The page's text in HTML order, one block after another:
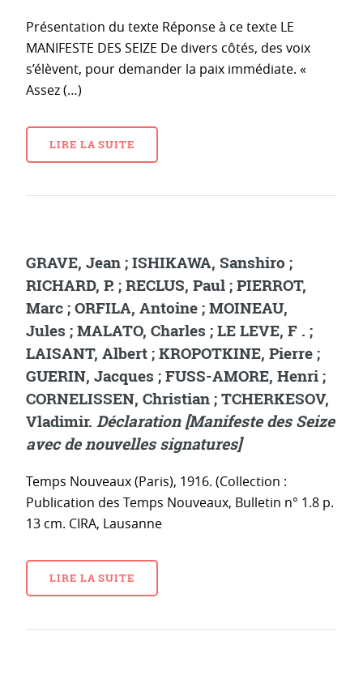
Présentation du texte Réponse à ce texte LE
MANIFESTE DES SEIZE De divers côtés, des voix
s’élèvent, pour demander la paix immédiate. «
Assez (…)
LIRE LA SUITE
GRAVE, Jean ; ISHIKAWA, Sanshiro ;
RICHARD, P. ; RECLUS, Paul ; PIERROT,
Marc ; ORFILA, Antoine ; MOINEAU,
Jules ; MALATO, Charles ; LE LEVE, F . ;
LAISANT, Albert ; KROPOTKINE, Pierre ;
GUERIN, Jacques ; FUSS-AMORE, Henri ;
CORNELISSEN, Christian ; TCHERKESOV,
Vladimir. Déclaration [Manifeste des Seize
avec de nouvelles signatures]
Temps Nouveaux (Paris), 1916. (Collection :
Publication des Temps Nouveaux, Bulletin n° 1.8 p.
13 cm. CIRA, Lausanne
LIRE LA SUITE